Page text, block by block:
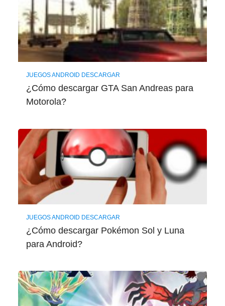
JUEGOS ANDROID DESCARGAR
¿Cómo descargar GTA San Andreas para
Motorola?
JUEGOS ANDROID DESCARGAR
¿Cómo descargar Pokémon Sol y Luna
para Android?